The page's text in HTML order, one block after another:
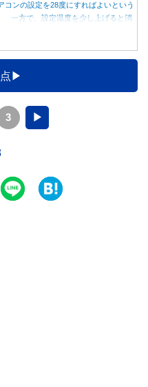
コンの設定を28度にすればよいという
一方で、設定温度を少し上げると消
効果の目安と快適に過ごすためのポイ
説します。
3 ▶